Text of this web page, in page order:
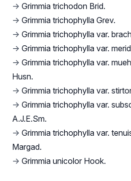
→ Grimmia trichodon Brid.
→ Grimmia trichophylla Grev.
→ Grimmia trichophylla var.
→ Grimmia trichophylla var.
→ Grimmia trichophylla var.
Husn.
→ Grimmia trichophylla var.
→ Grimmia trichophylla var.
A.J.E.Sm.
→ Grimmia trichophylla var.
Margad.
→ Grimmia unicolor Hook.